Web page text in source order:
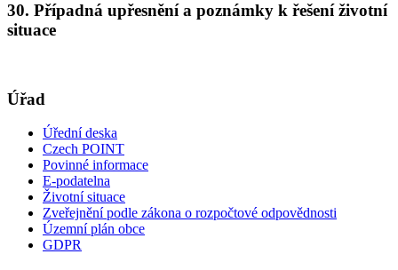
30. Případná upřesnění a poznámky k řešení životní
situace
Úřad
Úřední deska
Czech POINT
Povinné informace
E-podatelna
Životní situace
Zveřejnění podle zákona o rozpočtové odpovědnosti
Územní plán obce
GDPR